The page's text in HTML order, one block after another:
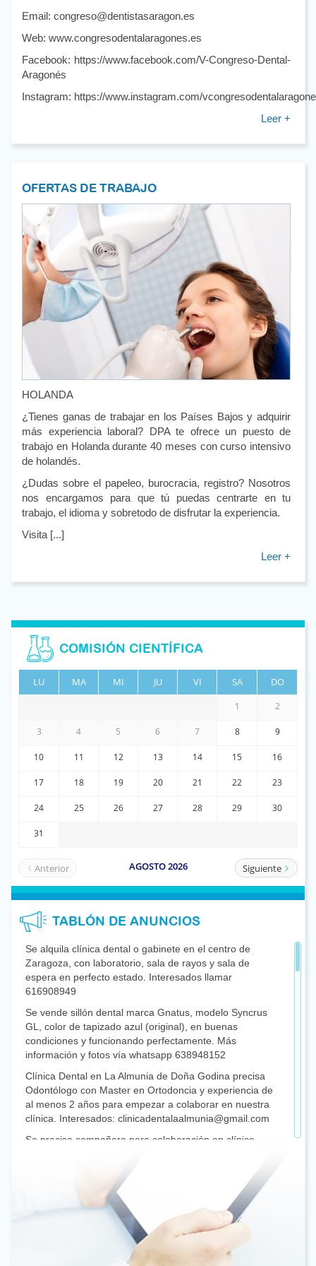
Email: congreso@dentistasaragon.es
Web: www.congresodentalaragones.es
Facebook: https://www.facebook.com/V-Congreso-Dental-
Aragonés
Instagram: https://www.instagram.com/
Leer +
OFERTAS DE TRABAJO
HOLANDA
¿Tienes ganas de trabajar en los Países Bajos y adquirir
más experiencia laboral? DPA te ofrece un puesto de
trabajo en Holanda durante 40 meses con curso intensivo
de holandés.
¿Dudas sobre el papeleo, burocracia, registro? Nosotros
nos encargamos para que tú puedas centrarte en tu
trabajo, el idioma y sobretodo de disfrutar la experiencia.
Visita [...]
Leer +
COMISIÓN CIENTÍFICA
TABLÓN DE ANUNCIOS
Se alquila clínica dental o gabinete en el centro de
Zaragoza, con laboratorio, sala de rayos y sala de
espera en perfecto estado. Interesados llamar
616908949
Se vende sillón dental marca Gnatus, modelo Syncrus
GL, color de tapizado azul (original), en buenas
condiciones y funcionando perfectamente. Más
información y fotos vía whatsapp 638948152
Clínica Dental en La Almunia de Doña Godina precisa
Odontólogo con Master en Ortodoncia y experiencia de
al menos 2 años para empezar a colaborar en nuestra
clínica. Interesados: clinicadentalaalmunia@gmail.com
Se precisa compañero para colaboración en clínica
dentalcorella@gmail.com. 948401974 y 639363612
Se vende contra ángulos Kavo seminuevos, articulador
Dentatus y otros materiales de clínica a precios muy
interesantes. Más información: 976.44.21.03
Compañero con Máster universitario en Periodoncia,